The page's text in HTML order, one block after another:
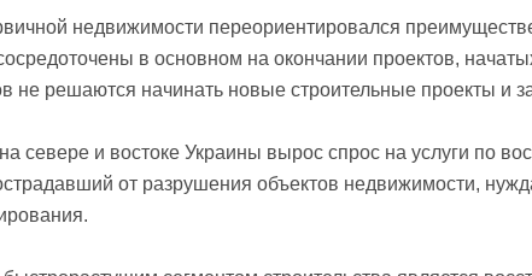
недвижимости переориентировался
в основном на окончании проектов,
не решаются начинать новые строительные проекты и
севере и востоке Украины вырос спрос на услуги по
от разрушения объектов недвижимости,